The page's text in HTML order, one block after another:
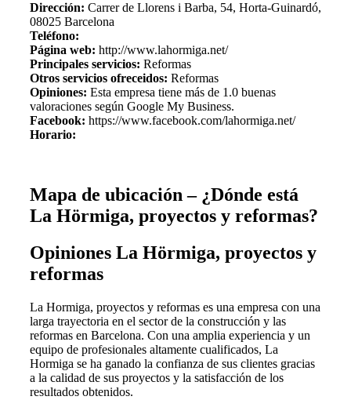
Dirección: Carrer de Llorens i Barba, 54, Horta-Guinardó,
08025 Barcelona
Teléfono:
Página web: http://www.lahormiga.net/
Principales servicios: Reformas
Otros servicios ofreceidos: Reformas
Opiniones: Esta empresa tiene más de 1.0 buenas
valoraciones según Google My Business.
Facebook: https://www.facebook.com/lahormiga.net/
Horario:
Mapa de ubicación – ¿Dónde está
La Hörmiga, proyectos y reformas?
Opiniones La Hörmiga, proyectos y
reformas
La Hormiga, proyectos y reformas es una empresa con una
larga trayectoria en el sector de la construcción y las
reformas en Barcelona. Con una amplia experiencia y un
equipo de profesionales altamente cualificados, La
Hormiga se ha ganado la confianza de sus clientes gracias
a la calidad de sus proyectos y la satisfacción de los
resultados obtenidos.